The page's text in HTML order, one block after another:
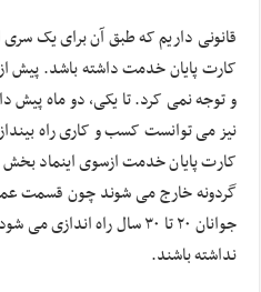
قانونی داریم که طبق آن برای یک
کارت پایان خدمت داشته باشد. پیش
و توجه نمی کرد. تا یکی، دو ماه پیش
نیز می توانست کسب و کاری راه
کارت پایان خدمت ازسوی اینماد
گردونه خارج می شوند چون قسمت
جوانان ۲۰ تا ۳۰ سال راه
نداشته باشند.